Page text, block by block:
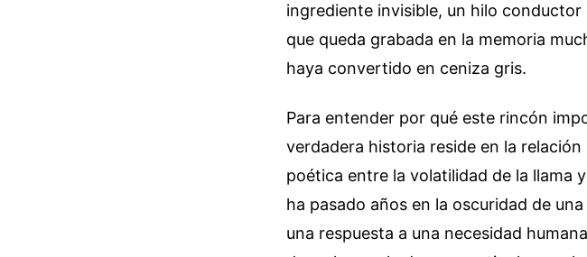
ingrediente invisible, un hilo
que queda grabada en la memoria
haya convertido en ceniza gris.
Para entender por qué este rincón
verdadera historia reside en la
poética entre la volatilidad de la llama
ha pasado años en la oscuridad de
una respuesta a una necesidad